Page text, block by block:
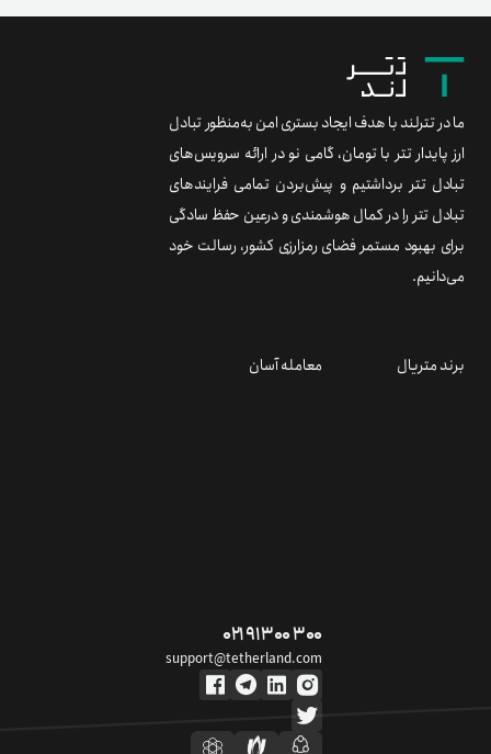
ما در تترلند با هدف ایجاد بستری امن به‌منظور تبادل
ارز پایدار تتر با تومان، گامی نو در ارائه سرویس‌های
تبادل تتر برداشتیم و پیش‌بردن تمامی فرایندهای
تبادل تتر را در کمال هوشمندی و درعین حفظ سادگی
برای بهبود مستمر فضای رمزارزی کشور، رسالت خود
می‌دانیم.
برند متریال معامله آسان
۰۲۱ ۹۱ ۳۰۰ ۳۰۰
support@tetherland.com